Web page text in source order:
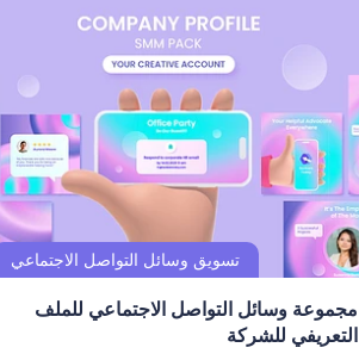
مجموعة وسائل التواصل الاجتماعي للملف
التعريفي للشركة